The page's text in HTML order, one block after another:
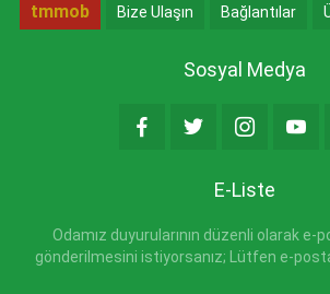
tmmob Bize Ulaşın Bağlantılar
Sosyal Medya
E-Liste
Odamız duyurularının düzenli olarak e-
gönderilmesini istiyorsanız; Lütfen e-